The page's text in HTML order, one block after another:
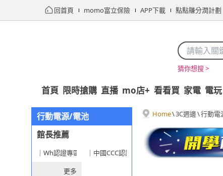
回首頁 momo富立保險 APP下載 點點賺分潤計劃
猜你想搜 >
首頁 限時搶購 直播 mo店+ 看看買 家電 電玩
行動電源/電池
館長推薦
｜Wh認證專區★旅遊安心選
｜中國CCC認證專區
更多
Home\3C週邊\行動電